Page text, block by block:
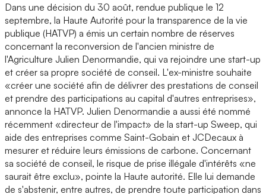
Dans une décision du 30 août, rendue publique le 12
septembre, la Haute Autorité pour la transparence de la vie
publique (HATVP) a émis un certain nombre de réserves
concernant la reconversion de l'ancien ministre de
l'Agriculture Julien Denormandie, qui va rejoindre une start-up
et créer sa propre société de conseil. L'ex-ministre souhaite
«créer une société afin de délivrer des prestations de conseil
et prendre des participations au capital d'autres entreprises»,
annonce la HATVP. Julien Denormandie a aussi été nommé
récemment «directeur de l'impact» de la start-up Sweep, qui
aide des entreprises comme Saint-Gobain et JCDecaux à
mesurer et réduire leurs émissions de carbone. Concernant
sa société de conseil, le risque de prise illégale d'intérêts «ne
saurait être exclu», pointe la Haute autorité. Elle lui demande
de s'abstenir, entre autres, de prendre toute participation dans